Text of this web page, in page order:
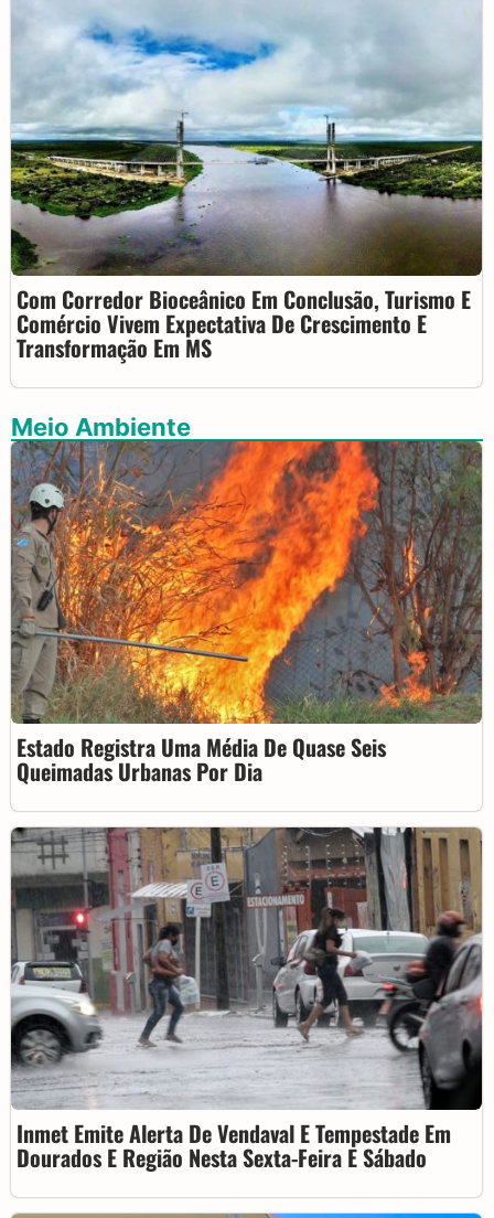
Com Corredor Bioceânico Em Conclusão, Turismo E
Comércio Vivem Expectativa De Crescimento E
Transformação Em MS
Meio Ambiente
Estado Registra Uma Média De Quase Seis
Queimadas Urbanas Por Dia
Inmet Emite Alerta De Vendaval E Tempestade Em
Dourados E Região Nesta Sexta-Feira E Sábado